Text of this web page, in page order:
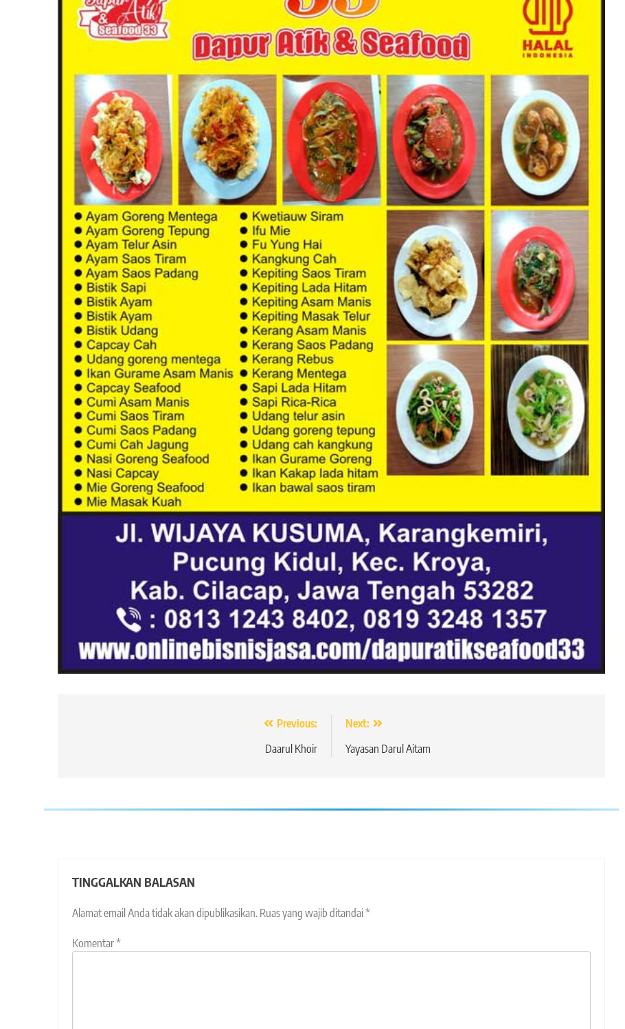
Previous:
Daarul Khoir
Next:
Yayasan Darul Aitam
TINGGALKAN BALASAN
Alamat email Anda tidak akan dipublikasikan. Ruas yang wajib ditandai*
Komentar*